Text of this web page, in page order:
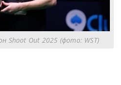
Shoot Out 2025 (фото: WST)